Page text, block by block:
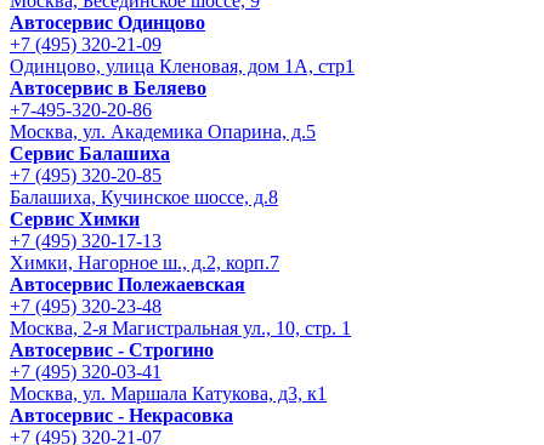
Автосервис Одинцово
+7 (495) 320-21-09
Одинцово, улица Кленовая, дом 1А, стр1
Автосервис в Беляево
+7-495-320-20-86
Москва, ул. Академика Опарина, д.5
Сервис Балашиха
+7 (495) 320-20-85
Балашиха, Кучинское шоссе, д.8
Сервис Химки
+7 (495) 320-17-13
Химки, Нагорное ш., д.2, корп.7
Автосервис Полежаевская
+7 (495) 320-23-48
Москва, 2-я Магистральная ул., 10, стр. 1
Автосервис - Строгино
+7 (495) 320-03-41
Москва, ул. Маршала Катукова, д3, к1
Автосервис - Некрасовка
+7 (495) 320-21-07